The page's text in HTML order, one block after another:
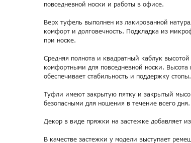
повседневной носки и работы в офисе.
Верх туфель выполнен из лакированной
комфорт и долговечность. Подкладка из
при носке.
Средняя полнота и квадратный каблук
комфортными для повседневной носки. Высота
обеспечивает стабильность и поддержку стопы.
Туфли имеют закрытую пятку и закрытый
безопасными для ношения в течение всего дня.
Декор в виде пряжки на застежке добавляет
В качестве застежки у модели выступает